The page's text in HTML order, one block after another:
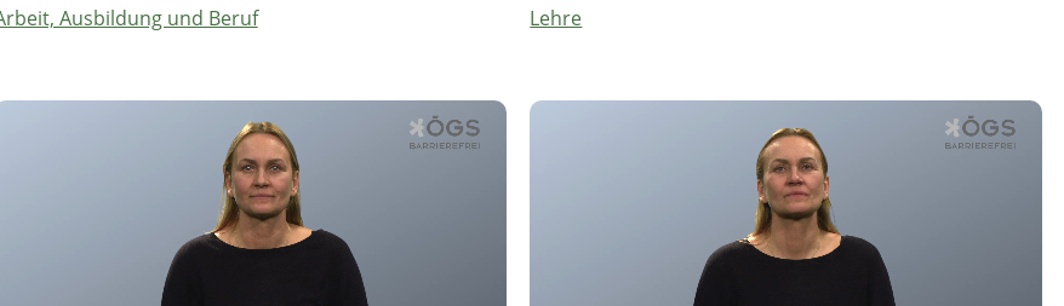
Ausbildung und Beruf Lehre